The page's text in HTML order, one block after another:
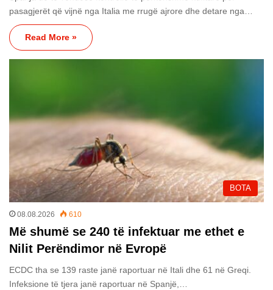
pasagjerët që vijnë nga Italia me rrugë ajrore dhe detare nga…
Read More »
BOTA
08.08.2026 610
Më shumë se 240 të infektuar me ethet e
Nilit Perëndimor në Evropë
ECDC tha se 139 raste janë raportuar në Itali dhe 61 në Greqi.
Infeksione të tjera janë raportuar në Spanjë,…